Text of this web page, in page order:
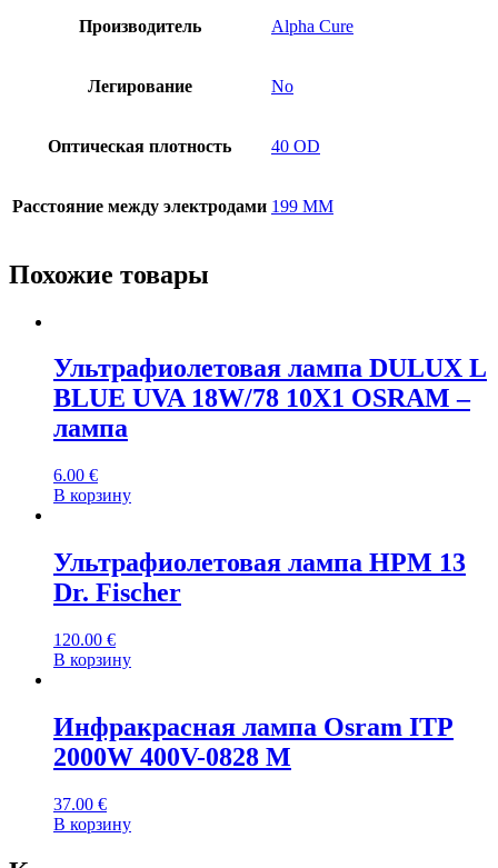
Производитель Alpha Cure
Легирование No
Оптическая плотность 40 OD
Расстояние между электродами 199 MM
Похожие товары
Ультрафиолетовая лампа DULUX L
BLUE UVA 18W/78 10X1 OSRAM –
лампа
6.00 €
В корзину
Ультрафиолетовая лампа HPM 13
Dr. Fischer
120.00 €
В корзину
Инфракрасная лампа Osram ITP
2000W 400V-0828 M
37.00 €
В корзину